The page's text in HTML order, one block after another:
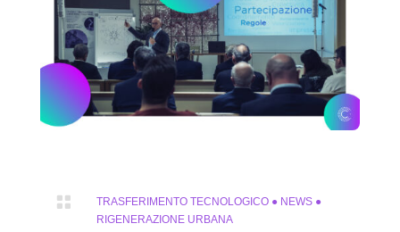
 TRASFERIMENTO TECNOLOGICO● NEWS●
RIGENERAZIONE URBANA